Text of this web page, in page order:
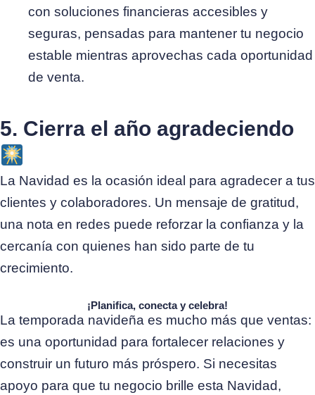
con soluciones financieras accesibles y
seguras, pensadas para mantener tu negocio
estable mientras aprovechas cada oportunidad
de venta.
5. Cierra el año agradeciendo
La Navidad es la ocasión ideal para agradecer a tus
clientes y colaboradores. Un mensaje de gratitud,
una nota en redes puede reforzar la confianza y la
cercanía con quienes han sido parte de tu
crecimiento.
¡Planifica, conecta y celebra!
La temporada navideña es mucho más que ventas:
es una oportunidad para fortalecer relaciones y
construir un futuro más próspero. Si necesitas
apoyo para que tu negocio brille esta Navidad,